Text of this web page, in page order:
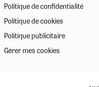
Politique de confidentialité
Politique de cookies
Politique publicitaire
Gérer mes cookies